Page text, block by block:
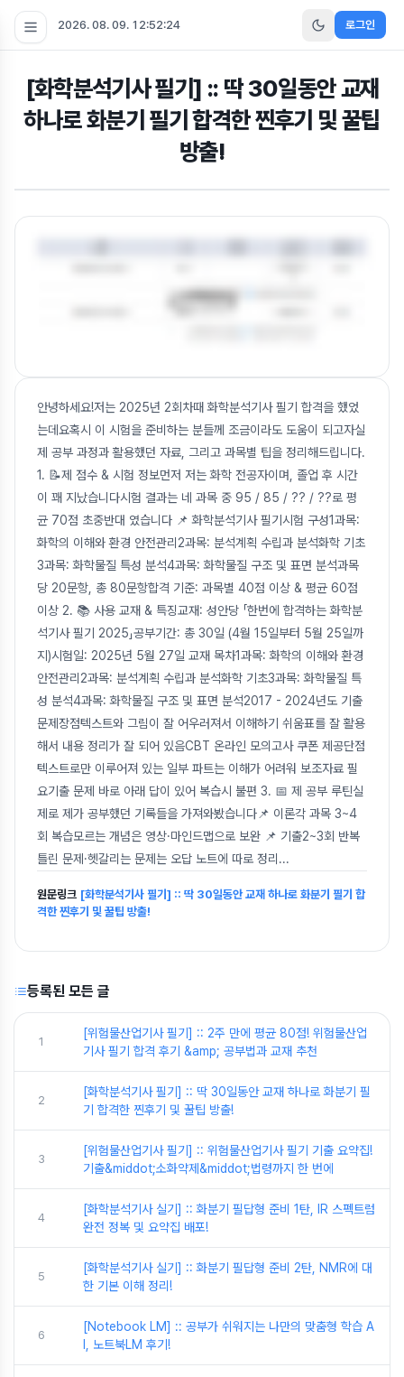
2026. 08. 09. 12:52:24 로그인
[화학분석기사 필기] :: 딱 30일동안 교재
하나로 화분기 필기 합격한 찐후기 및 꿀팁
방출!
안녕하세요!저는 2025년 2회차때 화학분석기사 필기 합격을 했었
는데요혹시 이 시험을 준비하는 분들께 조금이라도 도움이 되고자실
제 공부 과정과 활용했던 자료, 그리고 과목별 팁을 정리해드립니다.
1. 📝제 점수 & 시험 정보먼저 저는 화학 전공자이며, 졸업 후 시간
이 꽤 지났습니다시험 결과는 네 과목 중 95 / 85 / ?? / ??로 평
균 70점 초중반대 였습니다 📌 화학분석기사 필기시험 구성1과목:
화학의 이해와 환경 안전관리2과목: 분석계획 수립과 분석화학 기초
3과목: 화학물질 특성 분석4과목: 화학물질 구조 및 표면 분석과목
당 20문항, 총 80문항합격 기준: 과목별 40점 이상 & 평균 60점
이상 2. 📚 사용 교재 & 특징교재: 성안당 「한번에 합격하는 화학분
석기사 필기 2025」공부기간: 총 30일 (4월 15일부터 5월 25일까
지)시험일: 2025년 5월 27일 교재 목차1과목: 화학의 이해와 환경
안전관리2과목: 분석계획 수립과 분석화학 기초3과목: 화학물질 특
성 분석4과목: 화학물질 구조 및 표면 분석2017 - 2024년도 기출
문제장점텍스트와 그림이 잘 어우러져서 이해하기 쉬움표를 잘 활용
해서 내용 정리가 잘 되어 있음CBT 온라인 모의고사 쿠폰 제공단점
텍스트로만 이루어져 있는 일부 파트는 이해가 어려워 보조자료 필
요기출 문제 바로 아래 답이 있어 복습시 불편 3. 📅 제 공부 루틴실
제로 제가 공부했던 기록들을 가져와봤습니다📌 이론각 과목 3~4
회 복습모르는 개념은 영상·마인드맵으로 보완 📌 기출2~3회 반복
틀린 문제·헷갈리는 문제는 오답 노트에 따로 정리 ...
원문링크 [화학분석기사 필기] :: 딱 30일동안 교재 하나로 화분기 필기 합
격한 찐후기 및 꿀팁 방출!
등록된 모든 글
1
[위험물산업기사 필기] :: 2주 만에 평균 80점! 위험물산업
기사 필기 합격 후기 &amp; 공부법과 교재 추천
2
[화학분석기사 필기] :: 딱 30일동안 교재 하나로 화분기 필
기 합격한 찐후기 및 꿀팁 방출!
3
[위험물산업기사 필기] :: 위험물산업기사 필기 기출 요약집!
기출&middot;소화약제&middot;법령까지 한 번에
4
[화학분석기사 실기] :: 화분기 필답형 준비 1탄, IR 스펙트럼
완전 정복 및 요약집 배포!
5
[화학분석기사 실기] :: 화분기 필답형 준비 2탄, NMR에 대
한 기본 이해 정리!
6
[Notebook LM] :: 공부가 쉬워지는 나만의 맞춤형 학습 A
I, 노트북LM 후기!